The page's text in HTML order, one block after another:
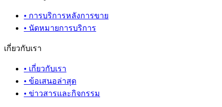
• การบริการหลังการขาย
• นัดหมายการบริการ
เกี่ยวกับเรา
• เกี่ยวกับเรา
• ข้อเสนอล่าสุด
• ข่าวสารและกิจกรรม